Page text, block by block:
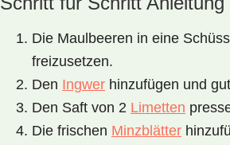
Die Maulbeeren in eine
freizusetzen.
Den Ingwer hinzufügen und
Den Saft von 2 Limetten
Die frischen Minzblätter